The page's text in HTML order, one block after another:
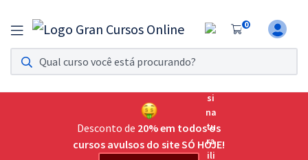
0
Assinatura Ilimitada 11
Acesso a todos os cursos. Teste grátis por 7 dias!
Assinatura OAB Até Passar
Acesso ilimitado a toda preparação para o Exame da
Desconto de 20% em todos os
cursos avulsos do site SÓ HOJE!